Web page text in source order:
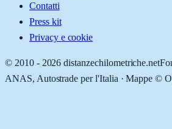
Contatti
Press kit
Privacy e cookie
© 2010 - 2026 distanzechilometriche.net
ANAS, Autostrade per l'Italia · Mappe ©